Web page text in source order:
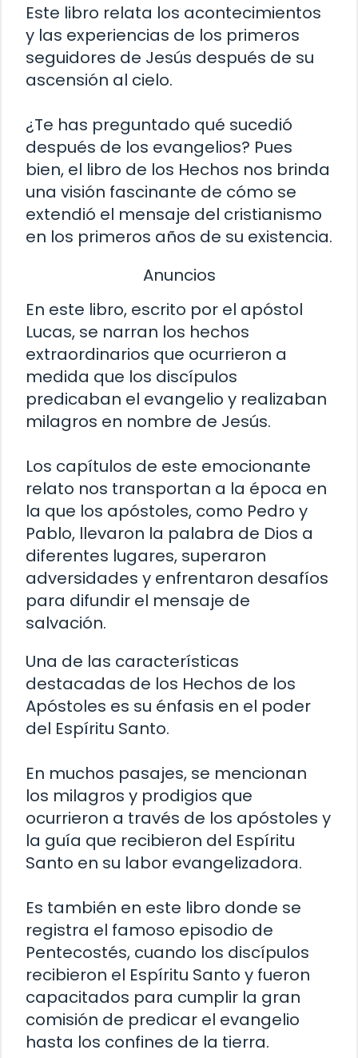
Este libro relata los acontecimientos
y las experiencias de los primeros
seguidores de Jesús después de su
ascensión al cielo.
¿Te has preguntado qué sucedió
después de los evangelios? Pues
bien, el libro de los Hechos nos brinda
una visión fascinante de cómo se
extendió el mensaje del cristianismo
en los primeros años de su existencia.
Anuncios
En este libro, escrito por el apóstol
Lucas, se narran los hechos
extraordinarios que ocurrieron a
medida que los discípulos
predicaban el evangelio y realizaban
milagros en nombre de Jesús.
Los capítulos de este emocionante
relato nos transportan a la época en
la que los apóstoles, como Pedro y
Pablo, llevaron la palabra de Dios a
diferentes lugares, superaron
adversidades y enfrentaron desafíos
para difundir el mensaje de
salvación.
Una de las características
destacadas de los Hechos de los
Apóstoles es su énfasis en el poder
del Espíritu Santo.
En muchos pasajes, se mencionan
los milagros y prodigios que
ocurrieron a través de los apóstoles y
la guía que recibieron del Espíritu
Santo en su labor evangelizadora.
Es también en este libro donde se
registra el famoso episodio de
Pentecostés, cuando los discípulos
recibieron el Espíritu Santo y fueron
capacitados para cumplir la gran
comisión de predicar el evangelio
hasta los confines de la tierra.